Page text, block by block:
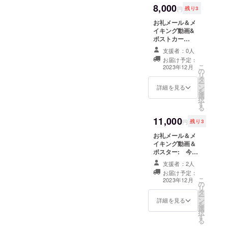
用い、
人や空間の
内面に流れ
る感覚や気
配を読み取
り、
それらを可
視化する
アート表現
て取り組ん
できた。
フラワー
アートク
チュールと
は、
花を装飾と
して使うの
8,000円 残り3
お礼メール＆メ
イキング動画&
ポストカー
ド： 今回のプ
ロジェクトを応
援してください
ました感謝の
メール、メイキ
ング動画＆作品
けします。ポス
トカードのサイ
ズは通常のはが
きサイズです。
メイキング動画
は携帯で制作過
程を撮影後、ア
プリにて編集
し、1,2分程度の
望のメールアド
レスへ送らせて
支援者：0人
お届け予定：
2023年12月
詳細を見る
こ
の
リ
タ
ー
ン
を
選
択
す
る
11,000円 残り3
お礼メール＆メ
イキング動画＆
ポスター: 今回
のプロジェクト
を応援してくだ
さいました感謝
のメール、メイ
キング動画、現
物の写真をポス
支援者：2人
お届け予定：
2023年12月
詳細を見る
こ
の
リ
タ
ー
ン
を
選
択
す
る